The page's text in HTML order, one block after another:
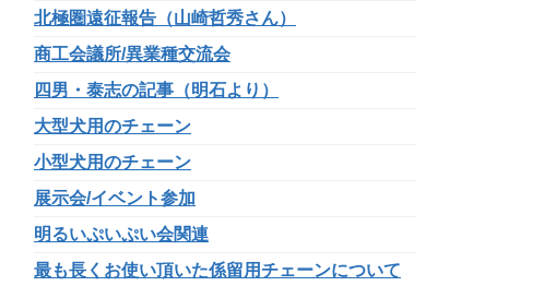
北極圏遠征報告（山崎哲秀さん）
商工会議所/異業種交流会
四男・泰志の記事（明石より）
大型犬用のチェーン
小型犬用のチェーン
展示会/イベント参加
明るいぷいぷい会関連
最も長くお使い頂いた係留用チェーンについて